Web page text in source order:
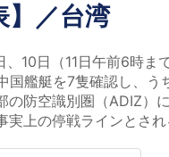
】／台湾
、10日（11日午前6時ま
国艦艇を7隻確認し、
の防空識別圏（ADIZ）
実上の停戦ラインとされ